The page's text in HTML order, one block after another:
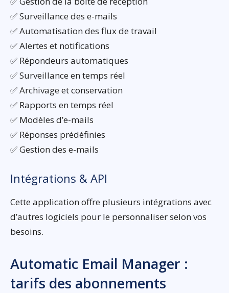
✅ Surveillance des e-mails
✅ Automatisation des flux de travail
✅ Alertes et notifications
✅ Répondeurs automatiques
✅ Surveillance en temps réel
✅ Archivage et conservation
✅ Rapports en temps réel
✅ Modèles d’e-mails
✅ Réponses prédéfinies
✅ Gestion des e-mails
Intégrations & API
Cette application offre plusieurs intégrations avec
d’autres logiciels pour le personnaliser selon vos
besoins.
Automatic Email Manager :
tarifs des abonnements